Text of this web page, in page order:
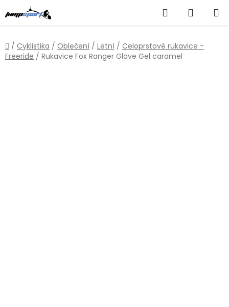
na
obsah
Hledat
KOŠÍK
Domů
/ Cyklistika / Oblečení / Letní / Celoprstové rukavice -
Freeride / Rukavice Fox Ranger Glove Gel caramel